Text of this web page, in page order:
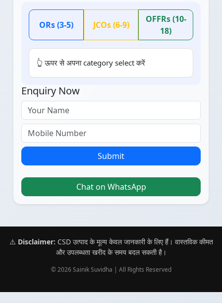
ORs (3-5) JCOs (6-9)
OFFRs (10-
18)
👆 ऊपर से अपना category select करें
Enquiry Now
Submit
Chat on WhatsApp
⚠️ Disclaimer: CSD उत्पाद के मूल्य केवल जानकारी के लिए हैं। वास्तविक कीमत
और उपलब्धता खरीद के समय बदल सकती है।
© 2026 Sainik Suvidha | All Rights Reserved